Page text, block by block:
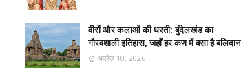
वीरों और कलाओं की धरती: बुंदेलखंड का
गौरवशाली इतिहास, जहाँ हर कण में बसा है बलिदान
अप्रैल 10, 2026